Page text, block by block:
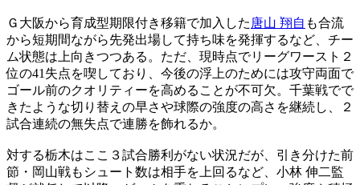
Ｇ大阪から育成型期限付き移籍で加入した 唐山 翔自 も合流
から短期間ながら先発出場して持ち味を発揮するなど、チー
ム状態は上向きつつある。ただ、現時点でリーグワースト２
位の41失点を喫しており、今後の浮上のためには攻守両面で
ゴール前のクオリティーを高めることが不可欠。千葉戦でで
きたような切り替えの早さや球際の強度の高さを継続し、２
試合連続の無失点で連勝を飾れるか。
対する栃木はここ３試合勝利がない状況だが、引き分けた前
節・岡山戦もシュート数は相手を上回るなど、小林 伸二監